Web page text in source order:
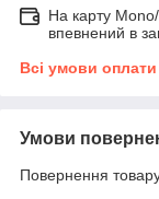
На карту
впевнений в
Всі умови оплати
Умови
Повернення